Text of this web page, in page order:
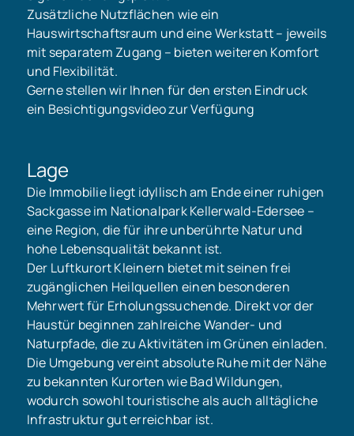
Zusätzliche Nutzflächen wie ein
Hauswirtschaftsraum und eine Werkstatt – jeweils
mit separatem Zugang – bieten weiteren Komfort
und Flexibilität.
Gerne stellen wir Ihnen für den ersten Eindruck
ein Besichtigungsvideo zur Verfügung
Lage
Die Immobilie liegt idyllisch am Ende einer ruhigen
Sackgasse im Nationalpark Kellerwald-Edersee –
eine Region, die für ihre unberührte Natur und
hohe Lebensqualität bekannt ist.
Der Luftkurort Kleinern bietet mit seinen frei
zugänglichen Heilquellen einen besonderen
Mehrwert für Erholungssuchende. Direkt vor der
Haustür beginnen zahlreiche Wander- und
Naturpfade, die zu Aktivitäten im Grünen einladen.
Die Umgebung vereint absolute Ruhe mit der Nähe
zu bekannten Kurorten wie Bad Wildungen,
wodurch sowohl touristische als auch alltägliche
Infrastruktur gut erreichbar ist.